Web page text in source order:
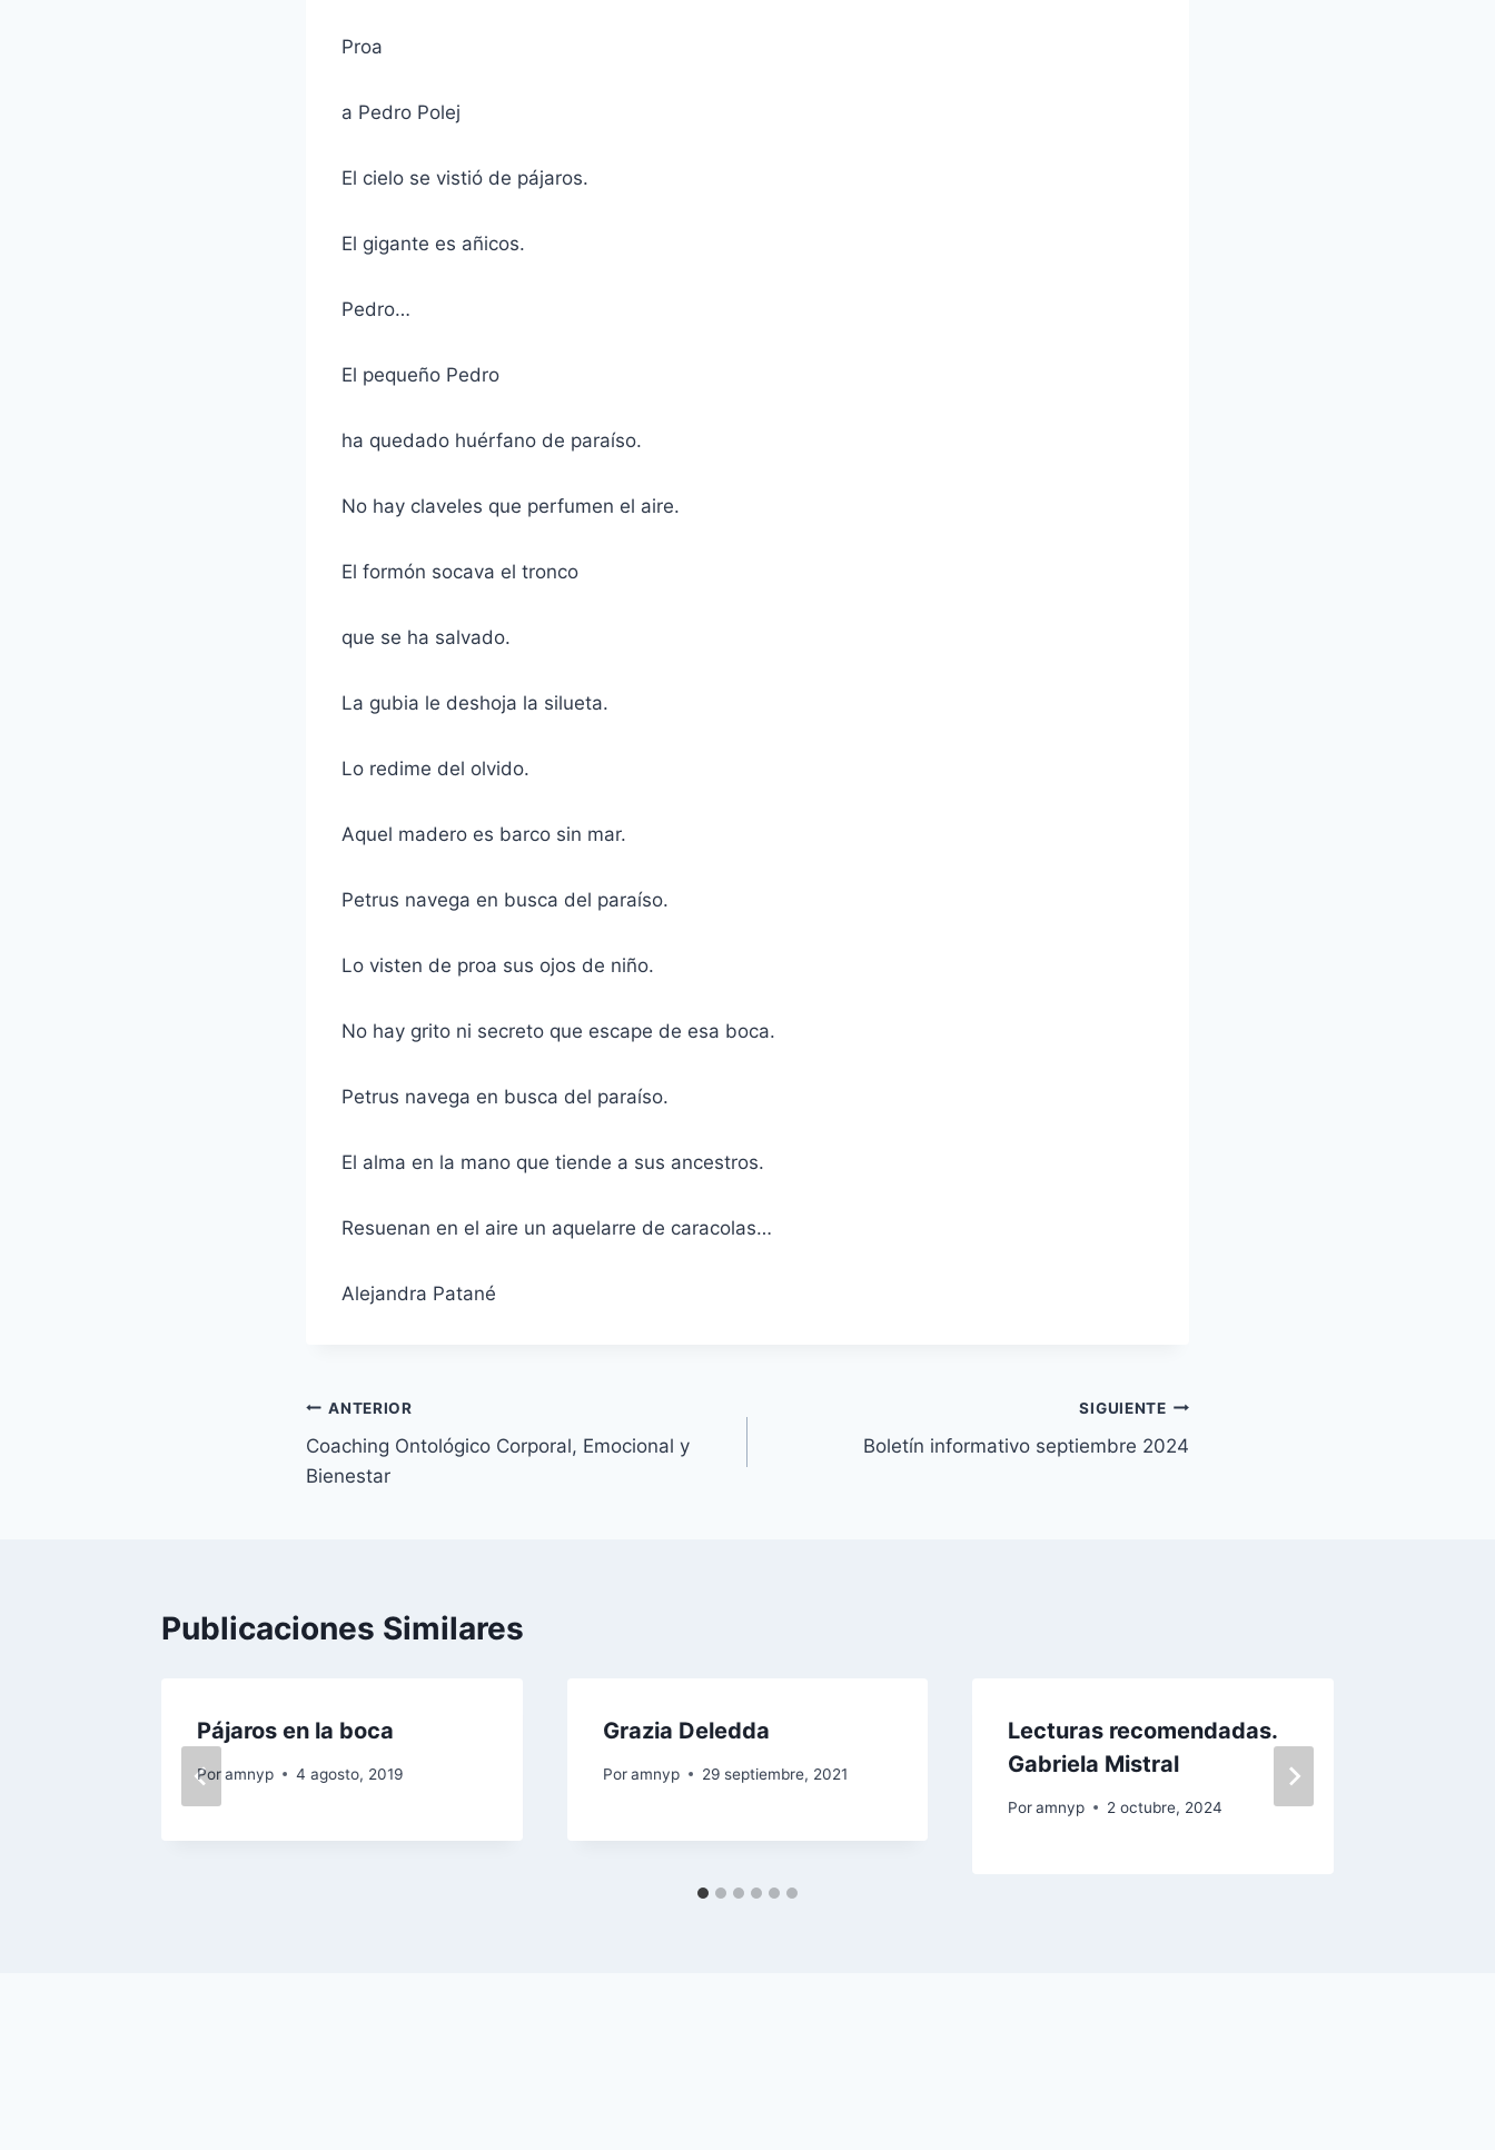
Proa
a Pedro Polej
El cielo se vistió de pájaros.
El gigante es añicos.
Pedro…
El pequeño Pedro
ha quedado huérfano de paraíso.
No hay claveles que perfumen el aire.
El formón socava el tronco
que se ha salvado.
La gubia le deshoja la silueta.
Lo redime del olvido.
Aquel madero es barco sin mar.
Petrus navega en busca del paraíso.
Lo visten de proa sus ojos de niño.
No hay grito ni secreto que escape de esa boca.
Petrus navega en busca del paraíso.
El alma en la mano que tiende a sus ancestros.
Resuenan en el aire un aquelarre de caracolas…
Alejandra Patané
Navegación
de
ANTERIOR
Coaching Ontológico Corporal, Emocional y
Bienestar
SIGUIENTE
Boletín informativo septiembre 2024
Publicaciones Similares
Pájaros en la boca
Poramnyp 4 agosto, 2019
Grazia Deledda
Por amnyp 29 septiembre, 2021
Lecturas recomendadas.
Gabriela Mistral
Por amnyp 2 octubre, 2024